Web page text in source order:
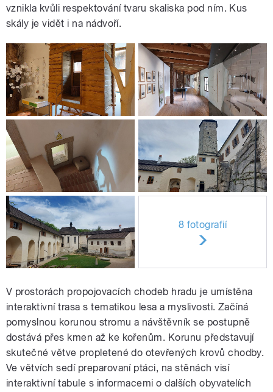
vznikla kvůli respektování tvaru skaliska pod ním. Kus
skály je vidět i na nádvoří.
8 fotografií
V prostorách propojovacích chodeb hradu je umístěna
interaktivní trasa s tematikou lesa a myslivosti. Začíná
pomyslnou korunou stromu a návštěvník se postupně
dostává přes kmen až ke kořenům. Korunu představují
skutečné větve propletené do otevřených krovů chodby.
Ve větvích sedí preparovaní ptáci, na stěnách visí
interaktivní tabule s informacemi o dalších obyvatelích